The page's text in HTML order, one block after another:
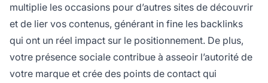
multiplie les occasions pour d’autres sites de découvrir
et de lier vos contenus, générant in fine les backlinks
qui ont un réel impact sur le positionnement. De plus,
votre présence sociale contribue à asseoir l’autorité de
votre marque et crée des points de contact qui